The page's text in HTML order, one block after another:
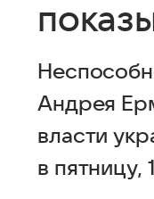
Андрея
власти
в пятницу,